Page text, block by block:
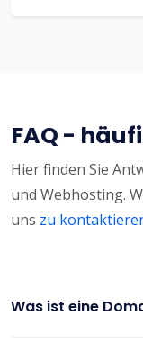
FAQ -
Hier finden Sie
und Webhosting.
uns zu
Was ist eine